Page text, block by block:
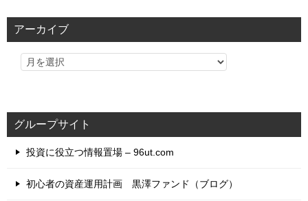
リ
アーカイブ
グループサイト
投資に役立つ情報置場 – 96ut.com
初心者の資産運用計画 黒澤ファンド（ブログ）